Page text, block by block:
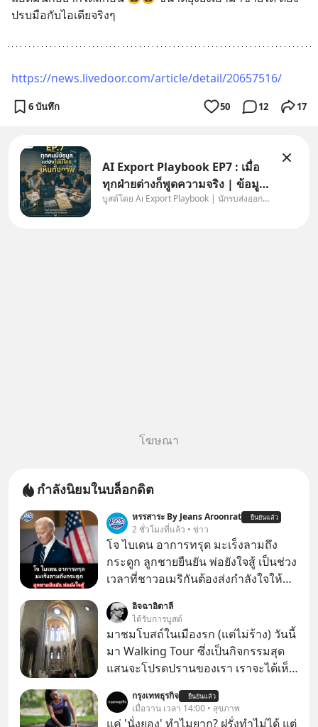
ปรบมือกับไอเดียจริงๆ
https://news.livedoor.com/article/detail/20657516/
6 บันทึก 50 12 17
AI Export Playbook EP7 : เมื่อ
ทุกฝ่ายต่างก็พูดความจริง | ข้อมูล
ไม่ได้โกหก แต่คนเราเลือกมอง
บูสต์โดย Ai Export Playbook | นักรบส่งออกยุค AI
โฆษณา
กำลังนิยมในบล็อกดิต
หรรสาระ By Jeans Aroonrat ยืนยันแล้ว
2 ชั่วโมงที่แล้ว • ข่าว
โจ ไบเดน อาการทรุด มะเร็งลามถึง
กระดูก ลูกชายยืนยัน พ่อยังใจสู้ เป็นช่วง
เวลาที่ชาวอเมริกันต้องส่งกำลังใจให้กับ
ตอนนี้กำลังต่อสู้กับโรคมะเร็งอย่างหนัก
ล่าสุด ฮันเตอร์ ไบเดน ลูกชายได้ออกมา
เปิดเผยอาการของพ่อว่า "น่าเป็นห่วง
อย่างมาก" เนื่องจากมะเร็งได้ลุกลามไป
สร้างความเจ็บปวดทรมานอย่างรุนแรง
แต่ยืนยันว่า โจ ไบเดน พ่อของเขายังใจ
อิจฉาอิตาลี
ได้รับการบูสต์
มาชมโบสถ์ในเมืองรก (แต่ไม่ร้าง) วันนี้
มา Walking Tour ซึ่งเป็นกิจกรรมสุด
แสนจะโปรดปรานของเรา เราจะได้เห็น
กรุงเทพธุรกิจ ยืนยันแล้ว
เมื่อวาน เวลา 14:00 • สุขภาพ
แค่ 'นั่งยอง' ทำไมยาก? ฝรั่งทำไม่ได้ แต่